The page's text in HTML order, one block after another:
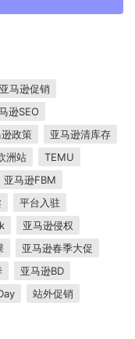
亚马逊促销
逊SEO
政策
亚马逊清库存
洲站
TEMU
亚马逊FBM
平台入驻
亚马逊侵权
亚马逊春季大促
亚马逊BD
站外促销